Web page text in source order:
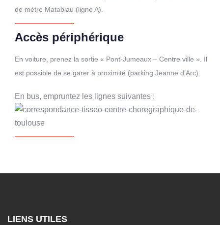
de métro Matabiau (ligne A).
Accès périphérique
En voiture, prenez la sortie « Pont-Jumeaux – Centre ville ». Il
est possible de se garer à proximité (parking Jeanne d’Arc).
En bus, empruntez les lignes suivantes :
LIENS UTILES